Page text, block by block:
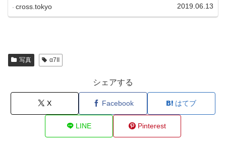
cross.tokyo 2019.06.13
写真 α7II
シェアする
X Facebook はてブ
LINE Pinterest